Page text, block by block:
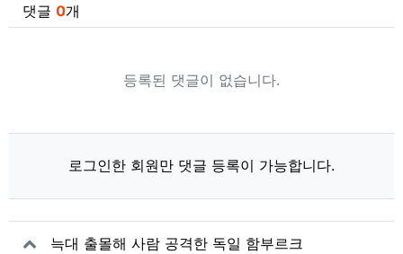
댓글 0개
등록된 댓글이 없습니다.
로그인한 회원만 댓글 등록이 가능합니다.
늑대 출몰해 사람 공격한 독일 함부르크